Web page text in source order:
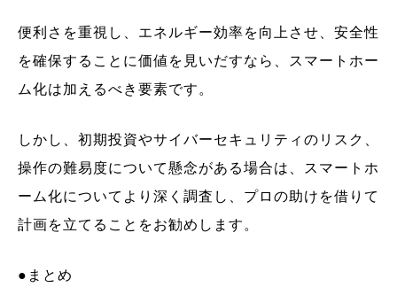
便利さを重視し、エネルギー効率を向上させ、安全性
を確保することに価値を見いだすなら、スマートホー
ム化は加えるべき要素です。
しかし、初期投資やサイバーセキュリティのリスク、
操作の難易度について懸念がある場合は、スマートホ
ーム化についてより深く調査し、プロの助けを借りて
計画を立てることをお勧めします。
●まとめ